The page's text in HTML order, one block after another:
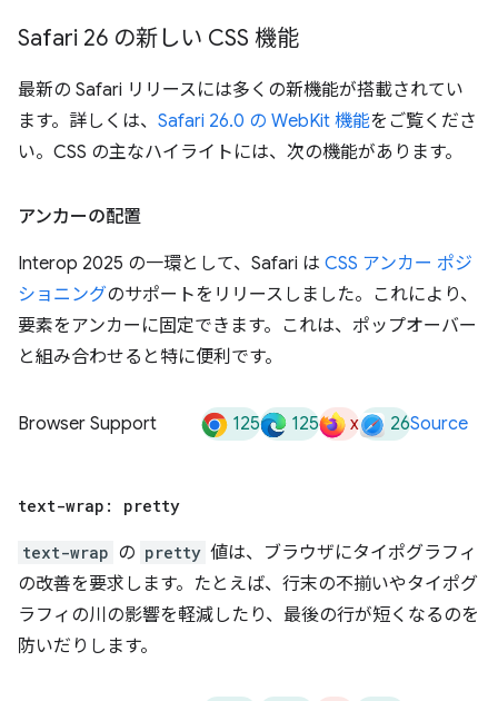
Safari 26 の新しい CSS 機能
最新の Safari リリースには多くの新機能が搭載されてい
ます。詳しくは、 Safari 26.0 の WebKit 機能をご覧くださ
い。CSS の主なハイライトには、次の機能があります。
アンカーの配置
Interop 2025 の一環として、Safari は CSS アンカー ポジ
ショニングのサポートをリリースしました。これにより、
要素をアンカーに固定できます。これは、ポップオーバー
と組み合わせると特に便利です。
Browser Support 125 125 x 26Source
text-wrap: pretty
text-wrap の pretty 値は、ブラウザにタイポグラフィ
の改善を要求します。たとえば、行末の不揃いやタイポグ
ラフィの川の影響を軽減したり、最後の行が短くなるのを
防いだりします。